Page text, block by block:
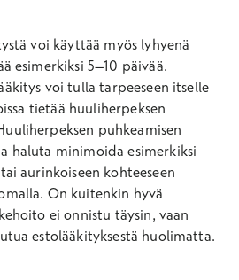
voi käyttää myös lyhyenä
esimerkiksi 5–10 päivää.
voi tulla tarpeeseen itselle
tietää huuliherpeksen
puhkeamisen
haluta minimoida esimerkiksi
aurinkoiseen kohteeseen
On kuitenkin hyvä
ei onnistu täysin, vaan
estolääkityksestä huolimatta.